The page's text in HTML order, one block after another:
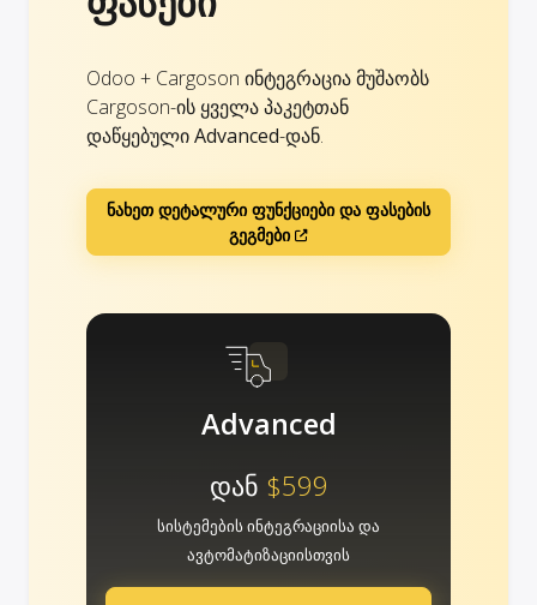
Odoo + Cargoson ინტეგრაცია მუშაობს
Cargoson-ის ყველა პაკეტთან
დაწყებულიAdvanced-დან.
ნახეთ დეტალური ფუნქციები და ფასების
გეგმები
Advanced
დან $599
სისტემების ინტეგრაციისა და
ავტომატიზაციისთვის